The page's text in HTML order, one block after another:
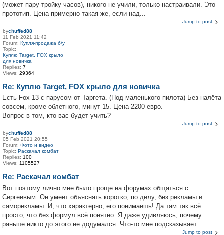
(может пару-тройку часов), никого не учили, только настраивали. Это
прототип. Цена примерно такая же, если над...
Jump to post
bychuffed88
11 Feb 2021 11:42
Forum: Купля-продажа б/у
Topic:
Куплю Target, FOX крыло
для новичка
Replies: 7
Views: 29364
Re: Куплю Target, FOX крыло для новичка
Есть Fox 13 с парусом от Таргета. (Под маленького пилота) Без налёта
совсем, кроме облетного, минут 15. Цена 2200 евро.
Вопрос в том, кто вас будет учить?
Jump to post
bychuffed88
05 Feb 2021 20:55
Forum: Фото и видео
Topic: Раскачал комбат
Replies: 100
Views: 1105527
Re: Раскачал комбат
Вот поэтому лично мне было проще на форумах общаться с
Сергеевым. Он умеет объяснять коротко, по делу, без рекламы и
саморекламы. И, что характерно, его понимаешь! Да там так всё
просто, что без формул всё понятно. Я даже удивляюсь, почему
раньше никто до этого не додумался. Что-то мне подсказывает...
Jump to post